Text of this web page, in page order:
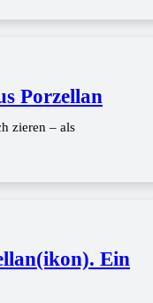
Porzellan
zieren – als
Ein